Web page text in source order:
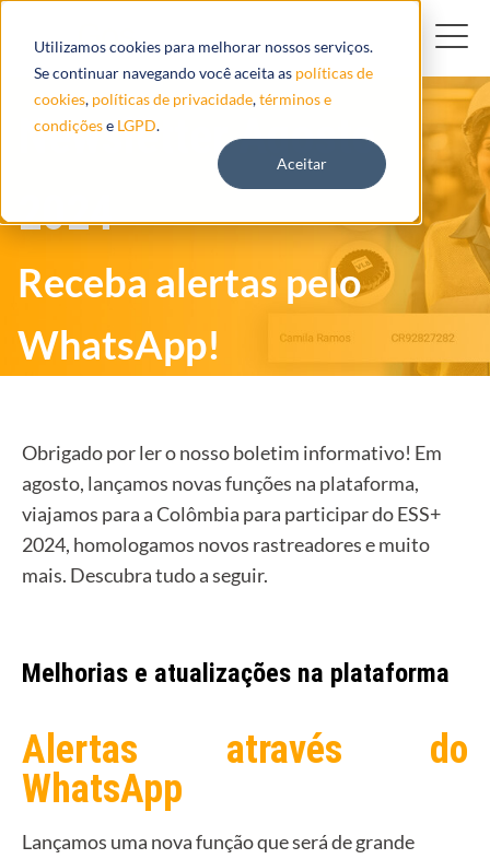
Utilizamos cookies para melhorar nossos serviços.
Se continuar navegando você aceita as políticas de
cookies, políticas de privacidade,términos e
condiçõese LGPD.
Aceitar
Newsletter Agosto
2024
Receba alertas pelo
WhatsApp!
Obrigado por ler o nosso boletim informativo! Em
agosto, lançamos novas funções na plataforma,
viajamos para a Colômbia para participar do ESS+
2024, homologamos novos rastreadores e muito
mais. Descubra tudo a seguir.
Melhorias e atualizações na plataforma
Alertas através do
WhatsApp
Lançamos uma nova função que será de grande